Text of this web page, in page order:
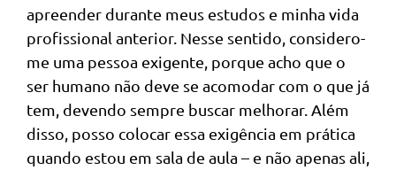
apreender durante meus estudos e minha vida
profissional anterior. Nesse sentido, considero-
me uma pessoa exigente, porque acho que o
ser humano não deve se acomodar com o que já
tem, devendo sempre buscar melhorar. Além
disso, posso colocar essa exigência em prática
quando estou em sala de aula – e não apenas ali,